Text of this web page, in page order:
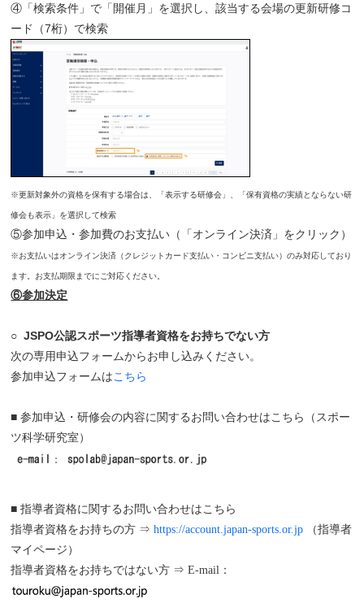
④「検索条件」で「開催月」を選択し、該当する会場の更新研修コ
ード（7桁） で検索
※更新対象外の資格を保有する場合は、「表示する研修会」、「保有資格の実績とならない研
修会も表示」を選択して検索
⑤参加申込・参加費のお支払い（「オンライン決済」をクリック）
※お支払いはオンライン決済（クレジットカード支払い・コンビニ支払い）のみ対応しており
ます。お支払期限までにご対応ください。
⑥参加決定
○ JSPO公認スポーツ指導者資格をお持ちでない方
次の専用申込フォームからお申し込みください。
参加申込フォームは こちら
■ 参加申込・研修会の内容に関するお問い合わせはこちら（スポー
ツ科学研究室）
■ 指導者資格に関するお問い合わせはこちら
指導者資格をお持ちの方 ⇒https://account.japan-sports.or.jp （指導者
マイページ）
指導者資格をお持ちではない方 ⇒ E-mail：